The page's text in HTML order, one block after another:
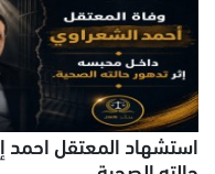
استشهاد المعتقل احمد